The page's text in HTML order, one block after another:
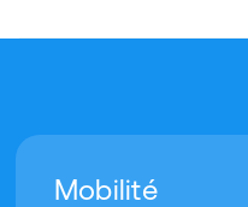
Mobilité